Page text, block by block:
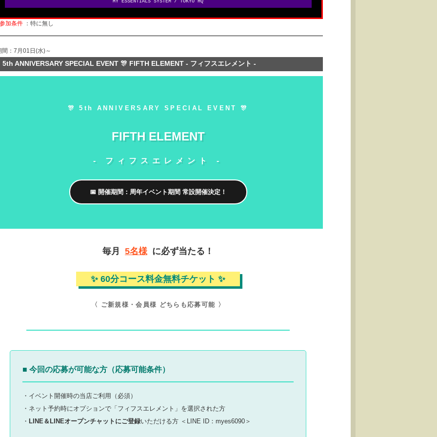
MY ESSENTIALS SYSTEM / TOKYO HQ
加条件：特に無し
間：7月01日(水)～
5th ANNIVERSARY SPECIAL EVENT 🎊 FIFTH ELEMENT - フィフスエレメント -
🎊 5th ANNIVERSARY SPECIAL EVENT 🎊
FIFTH ELEMENT
- フィフスエレメント -
📅 開催期間：周年イベント期間 常設開催決定！
毎月 5名様 に必ず当たる！
✨ 60分コース料金無料チケット ✨
〈 ご新規様・会員様 どちらも応募可能 〉
■ 今回の応募が可能な方（応募可能条件）
・ イベント開催時の当店ご利用
（必須）
・ ネット予約時にオプションで 「フィフスエレメント」を選択された方
・ LINE＆LINEオープンチャットにご登録いただける方 ＜LINE ID：myes6090＞